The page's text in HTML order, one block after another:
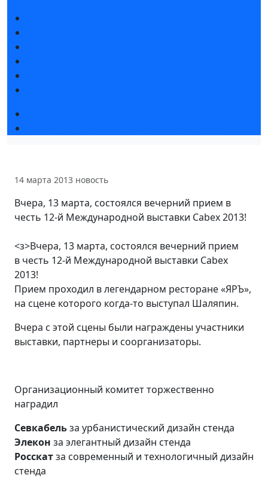
14 марта 2013 новость
Вчера, 13 марта, состоялся вечерний прием в
честь 12-й Международной выставки Cabex 2013!
<з>Вчера, 13 марта, состоялся вечерний прием
в честь 12-й Международной выставки Cabex
2013!
Прием проходил в легендарном ресторане «ЯРЪ»,
на сцене которого когда-то выступал Шаляпин.
Вчера с этой сцены были награждены участники
выставки, партнеры и соорганизаторы.
Организационный комитет торжественно
наградил
Севкабельза урбанистический дизайн стенда
Элекон за элегантный дизайн стенда
Росскатза современный и технологичный дизайн
стенда